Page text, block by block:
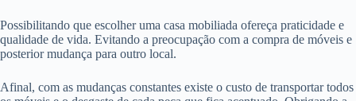
Possibilitando que escolher uma casa mobiliada ofereça praticidade e
qualidade de vida. Evitando a preocupação com a compra de móveis e
posterior mudança para outro local.
Afinal, com as mudanças constantes existe o custo de transportar todos